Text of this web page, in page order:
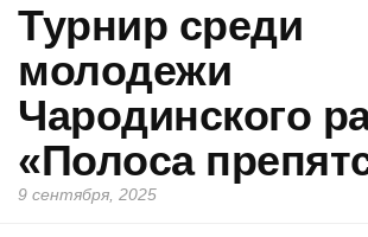
Турнир среди
молодежи
Чародинского
«Полоса
9 сентября, 2025